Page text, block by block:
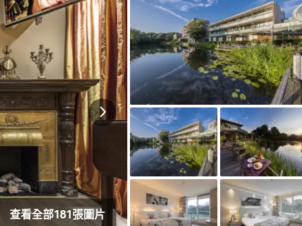
查看全部181張圖片
I stayed here while visiting Utrecht for a rave,
and honestly, it was the perfect choice. After an
incredible night out, coming back to such a
clean, comfortable, and welcoming hotel was
absolute bliss. The bed deserves a mention — it
was the most comfortable bed I’ve ever slept
on! Especially after hours of dancing, it felt like
laying in heaven. The room was spotless, the
staff were friendly and professional, and the
whole place had a really calm, relaxing vibe. I
couldn’t have asked for a better place to